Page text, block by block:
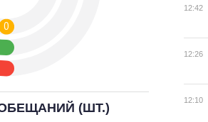
0
(ШТ.)
12:42
12:26
12:10